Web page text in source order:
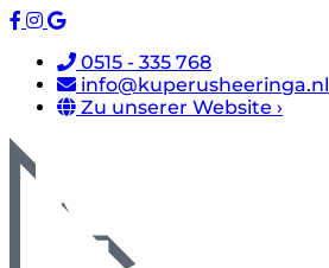
0515 - 335 768
info@kuperusheeringa.nl
Zu unserer Website ›